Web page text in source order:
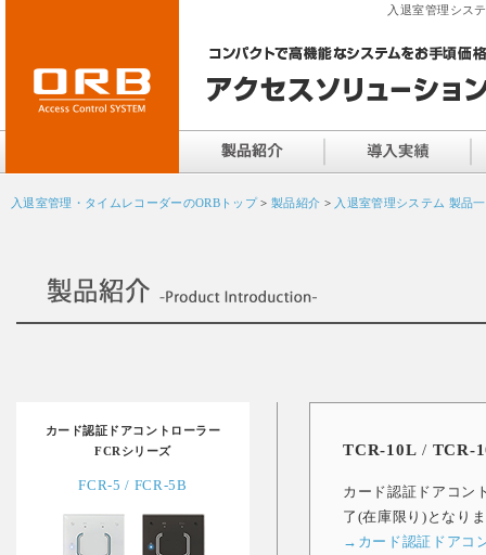
入退室管理シス
入退室管理・タイムレコーダーのORBトップ> 製品紹介 > 入退室管理システム 製品
カード認証ドアコントローラー
FCRシリーズ
FCR-5 / FCR-5B
TCR-10L / TCR-
カード認証ドアコン
了(在庫限り)となり
→カード認証ドアコ